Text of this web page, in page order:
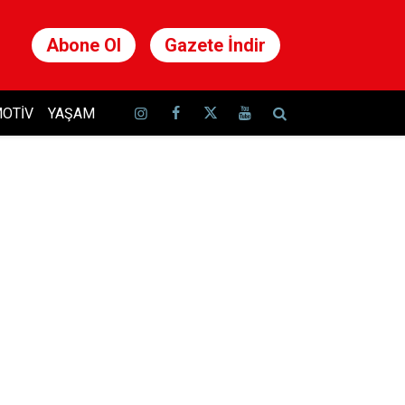
Abone Ol Gazete İndir
YAŞAM